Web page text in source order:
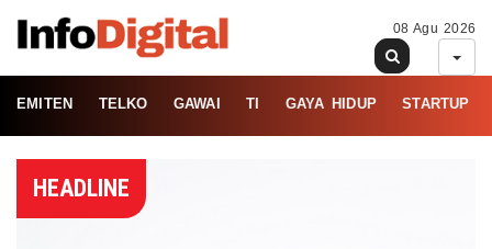
08 Agu 2026
EMITEN TELKO GAWAI TI GAYA HIDUP STARTUP
HEADLINE